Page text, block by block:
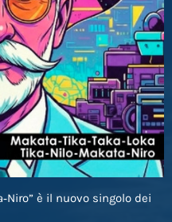
è il nuovo singolo dei